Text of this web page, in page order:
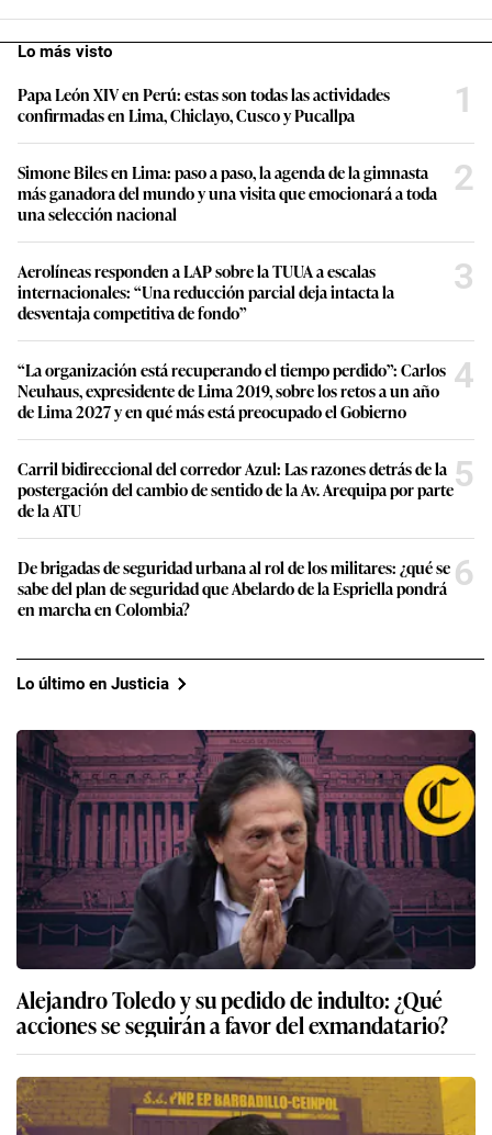
Lo más visto
Papa León XIV en Perú: estas son todas las actividades
confirmadas en Lima, Chiclayo, Cusco y Pucallpa
1
Simone Biles en Lima: paso a paso, la agenda de la gimnasta
más ganadora del mundo y una visita que emocionará a toda
una selección nacional
2
Aerolíneas responden a LAP sobre la TUUA a escalas
internacionales: “Una reducción parcial deja intacta la
desventaja competitiva de fondo”
3
“La organización está recuperando el tiempo perdido”: Carlos
Neuhaus, expresidente de Lima 2019, sobre los retos a un año
de Lima 2027 y en qué más está preocupado el Gobierno
4
Carril bidireccional del corredor Azul: Las razones detrás de la
postergación del cambio de sentido de la Av. Arequipa por parte
de la ATU
5
De brigadas de seguridad urbana al rol de los militares: ¿qué se
sabe del plan de seguridad que Abelardo de la Espriella pondrá
en marcha en Colombia?
6
Lo último en Justicia
Alejandro Toledo y su pedido de indulto: ¿Qué
acciones se seguirán a favor del exmandatario?